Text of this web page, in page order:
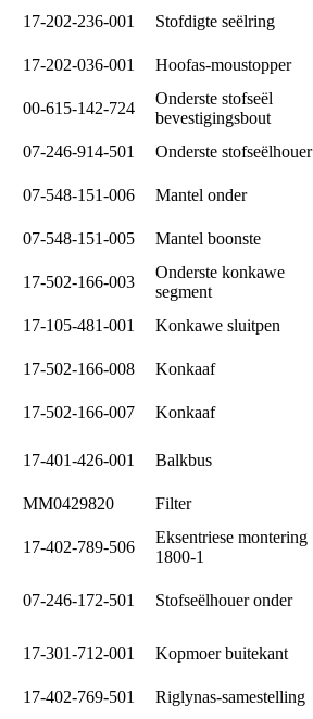
17-202-236-001
Stofdigte seëlring
17-202-036-001
Hoofas-moustopper
00-615-142-724
Onderste stofseël
bevestigingsbout
07-246-914-501
Onderste stofseëlhouer
07-548-151-006
Mantel onder
07-548-151-005
Mantel boonste
17-502-166-003
Onderste konkawe
segment
17-105-481-001
Konkawe sluitpen
17-502-166-008
Konkaaf
17-502-166-007
Konkaaf
17-401-426-001 Balkbus
MM0429820
Filter
17-402-789-506
Eksentriese montering
1800-1
07-246-172-501 Stofseëlhouer onder
17-301-712-001
Kopmoer buitekant
17-402-769-501
Riglynas-samestelling